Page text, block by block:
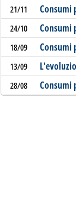
21/11 Consumi
24/10 Consumi
18/09 Consumi
13/09
28/08 Consumi